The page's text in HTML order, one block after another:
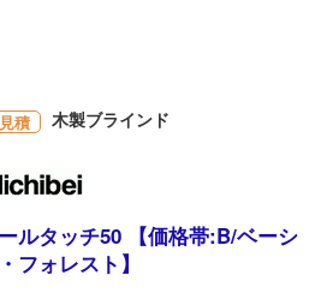
積 木製ブラインド
ルタッチ50 【価格帯:B/ベーシ
フォレスト】